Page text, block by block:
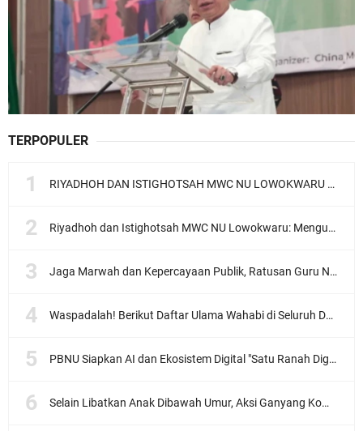
TERPOPULER
RIYADHOH DAN ISTIGHOTSAH MWC NU LOWOKWARU Menyambut Muktamar NU ke-35, Meneguhkan Sanad Laku Para Muassis
Riyadhoh dan Istighotsah MWC NU Lowokwaru: Menguatkan Doa, Menjalin Ukhuwah Menyambut Muktamar NU ke-35
Jaga Marwah dan Kepercayaan Publik, Ratusan Guru Ngaji Kota Malang Serukan Deklarasi Ramah Anak
Waspadalah! Berikut Daftar Ulama Wahabi di Seluruh Dunia dan Karya-karyanya
PBNU Siapkan AI dan Ekosistem Digital "Satu Ranah Digital untuk Ulama", Siap Diluncurkan dalam Waktu Dekat!
Selain Libatkan Anak Dibawah Umur, Aksi Ganyang Komunis Jadi Sorotan Karena Ada Narasi Halal Sembelih Orang